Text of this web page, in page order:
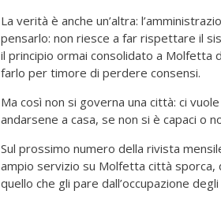
La verità è anche un’altra:
pensarlo: non riesce a far rispettare il
il principio ormai consolidato a Molfetta
farlo per timore di perdere consensi.
Ma così non si governa una città: ci
andarsene a casa, se non si è capaci o
Sul prossimo numero della rivista
ampio servizio su Molfetta città sporca,
quello che gli pare dall’occupazione